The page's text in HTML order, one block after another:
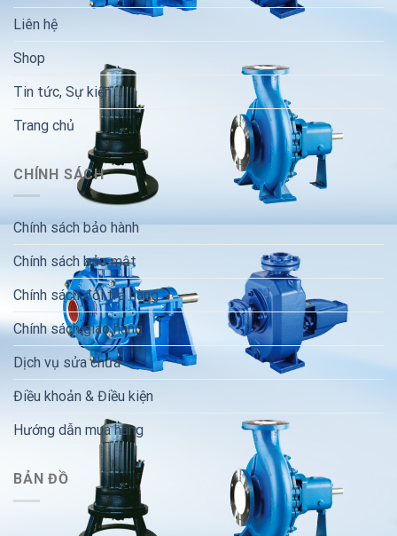
Liên hệ
Shop
Tin tức, Sự kiện
Trang chủ
CHÍNH SÁCH
Chính sách bảo hành
Chính sách bảo mật
Chính sách đổi trả hàng
Chính sách giao hàng
Dịch vụ sửa chữa
Điều khoản & Điều kiện
Hướng dẫn mua hàng
BẢN ĐỒ